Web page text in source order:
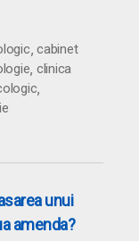
,cabinet
, clinica
,
unui
amenda?